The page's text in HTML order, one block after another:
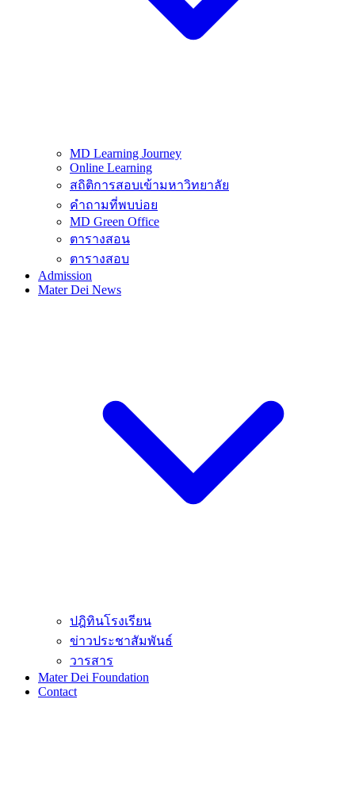
MD Learning Journey
Online Learning
สถิติการสอบเข้ามหาวิทยาลัย
คำถามที่พบบ่อย
MD Green Office
ตารางสอน
ตารางสอบ
Admission
Mater Dei News
ปฎิทินโรงเรียน
ข่าวประชาสัมพันธ์
วารสาร
Mater Dei Foundation
Contact